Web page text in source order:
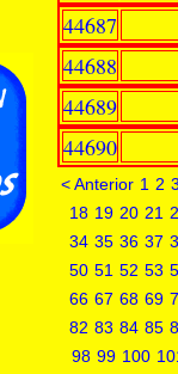
44687
44688
44689
44690
< Anterior 1 2
18 19 20 21
34 35 36 37
50 51 52 53
66 67 68 69
82 83 84 85
98 99 100